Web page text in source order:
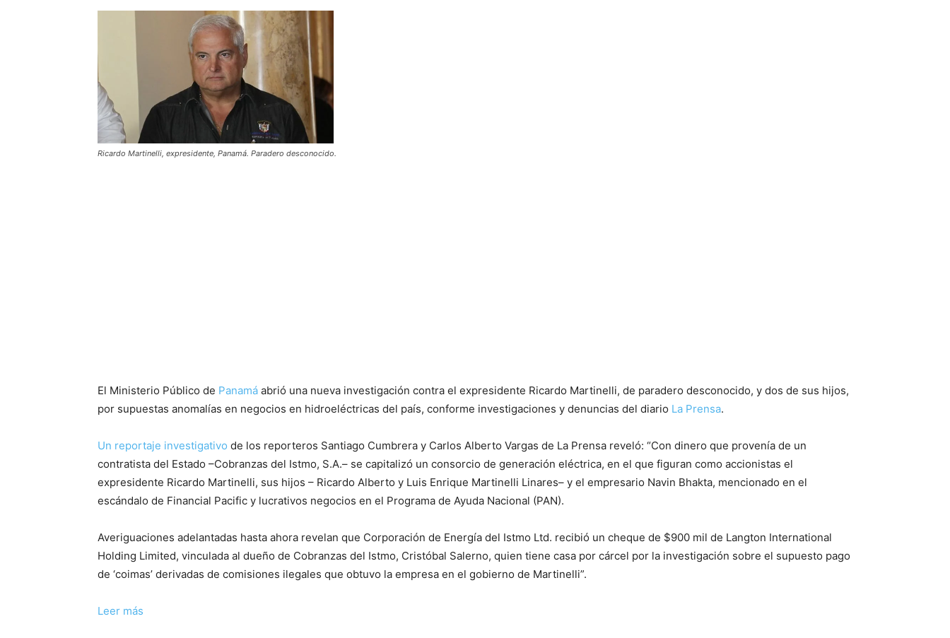
Ricardo Martinelli, expresidente, Panamá. Paradero desconocido.
El Ministerio Público de Panamá abrió una nueva investigación contra el expresidente Ricardo Martinelli, de paradero desconocido, y dos de sus hijos,
por supuestas anomalías en negocios en hidroeléctricas del país, conforme investigaciones y denuncias del diario La Prensa.
Un reportaje investigativo de los reporteros Santiago Cumbrera y Carlos Alberto Vargas de La Prensa reveló: “Con dinero que provenía de un
contratista del Estado –Cobranzas del Istmo, S.A.– se capitalizó un consorcio de generación eléctrica, en el que figuran como accionistas el
expresidente Ricardo Martinelli, sus hijos – Ricardo Alberto y Luis Enrique Martinelli Linares– y el empresario Navin Bhakta, mencionado en el
escándalo de Financial Pacific y lucrativos negocios en el Programa de Ayuda Nacional (PAN).
Averiguaciones adelantadas hasta ahora revelan que Corporación de Energía del Istmo Ltd. recibió un cheque de $900 mil de Langton International
Holding Limited, vinculada al dueño de Cobranzas del Istmo, Cristóbal Salerno, quien tiene casa por cárcel por la investigación sobre el supuesto pago
de ‘coimas’ derivadas de comisiones ilegales que obtuvo la empresa en el gobierno de Martinelli”.
Leer más